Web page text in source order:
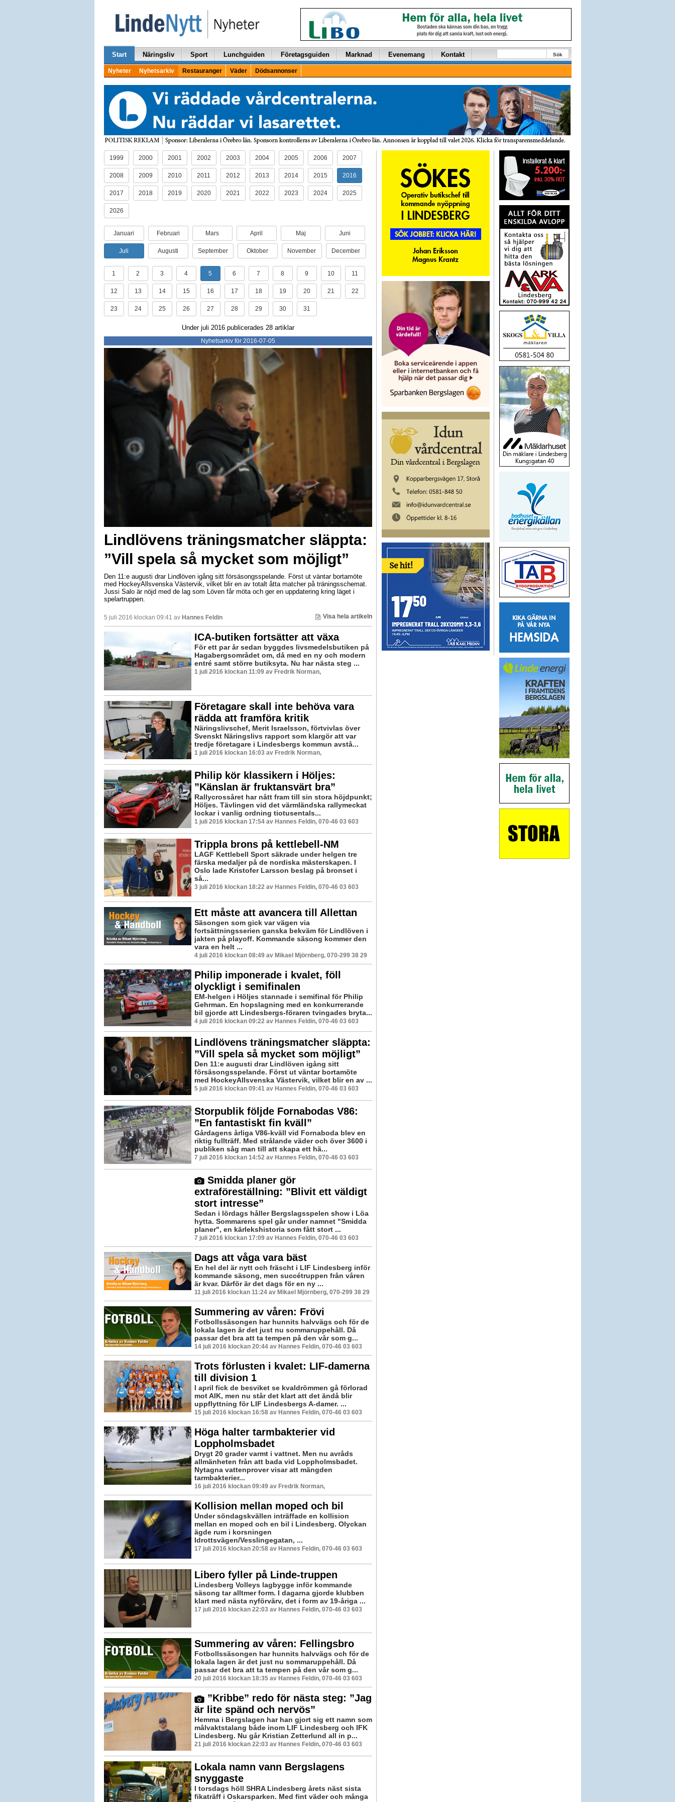
Start Näringsliv Sport Lunchguiden Företagsguiden Marknad Evenemang Kontakt Sök
Nyheter Nyhetsarkiv Restauranger Väder Dödsannonser
1999 2000 2001 2002 2003 2004 2005 2006 2007
2008 2009 2010 2011 2012 2013 2014 2015 2016
2017 2018 2019 2020 2021 2022 2023 2024 2025
2026
Januari Februari Mars April Maj Juni
Juli Augusti September Oktober November December
1 2 3 4 5 6 7 8 9 10 11
12 13 14 15 16 17 18 19 20 21 22
23 24 25 26 27 28 29 30 31
Under juli 2016 publicerades 28 artiklar
Nyhetsarkiv för 2016-07-05
Lindlövens träningsmatcher släppta:
”Vill spela så mycket som möjligt”
Den 11:e augusti drar Lindlöven igång sitt försäsongsspelande. Först ut väntar bortamöte
med HockeyAllsvenska Västervik, vilket blir en av totalt åtta matcher på träningsschemat.
Jussi Salo är nöjd med de lag som Löven får möta och ger en uppdatering kring läget i
spelartruppen.
5 juli 2016 klockan 09:41 av Hannes Feldin Visa hela artikeln
ICA-butiken fortsätter att växa
För ett par år sedan byggdes livsmedelsbutiken på
Hagabergsområdet om, då med en ny och modern
entré samt större butiksyta. Nu har nästa steg ...
1 juli 2016 klockan 11:09 av Fredrik Norman,
Företagare skall inte behöva vara
rädda att framföra kritik
Näringslivschef, Merit Israelsson, förtvivlas över
Svenskt Näringslivs rapport som klargör att var
tredje företagare i Lindesbergs kommun avstå...
1 juli 2016 klockan 16:03 av Fredrik Norman,
Philip kör klassikern i Höljes:
”Känslan är fruktansvärt bra”
Rallycrossåret har nått fram till sin stora höjdpunkt;
Höljes. Tävlingen vid det värmländska rallymeckat
lockar i vanlig ordning tiotusentals...
1 juli 2016 klockan 17:54 av Hannes Feldin, 070-46 03 603
Trippla brons på kettlebell-NM
LAGF Kettlebell Sport säkrade under helgen tre
färska medaljer på de nordiska mästerskapen. I
Oslo lade Kristofer Larsson beslag på bronset i
så...
3 juli 2016 klockan 18:22 av Hannes Feldin, 070-46 03 603
Ett måste att avancera till Allettan
Säsongen som gick var vägen via
fortsättningsserien ganska bekväm för Lindlöven i
jakten på playoff. Kommande säsong kommer den
vara en helt ...
4 juli 2016 klockan 08:49 av Mikael Mjörnberg, 070-299 38 29
Philip imponerade i kvalet, föll
olyckligt i semifinalen
EM-helgen i Höljes stannade i semifinal för Philip
Gehrman. En hopslagning med en konkurrerande
bil gjorde att Lindesbergs-föraren tvingades bryta...
4 juli 2016 klockan 09:22 av Hannes Feldin, 070-46 03 603
Lindlövens träningsmatcher släppta:
”Vill spela så mycket som möjligt”
Den 11:e augusti drar Lindlöven igång sitt
försäsongsspelande. Först ut väntar bortamöte
med HockeyAllsvenska Västervik, vilket blir en av ...
5 juli 2016 klockan 09:41 av Hannes Feldin, 070-46 03 603
Storpublik följde Fornabodas V86:
”En fantastiskt fin kväll”
Gårdagens årliga V86-kväll vid Fornaboda blev en
riktig fullträff. Med strålande väder och över 3600 i
publiken såg man till att skapa ett hä...
7 juli 2016 klockan 14:52 av Hannes Feldin, 070-46 03 603
Smidda planer gör
extraföreställning: ”Blivit ett väldigt
stort intresse”
Sedan i lördags håller Bergslagsspelen show i Löa
hytta. Sommarens spel går under namnet "Smidda
planer", en kärlekshistoria som fått stort ...
7 juli 2016 klockan 17:09 av Hannes Feldin, 070-46 03 603
Dags att våga vara bäst
En hel del är nytt och fräscht i LIF Lindesberg inför
kommande säsong, men succétruppen från våren
är kvar. Därför är det dags för en ny ...
11 juli 2016 klockan 11:24 av Mikael Mjörnberg, 070-299 38 29
Summering av våren: Frövi
Fotbollssäsongen har hunnits halvvägs och för de
lokala lagen är det just nu sommaruppehåll. Då
passar det bra att ta tempen på den vår som g...
14 juli 2016 klockan 20:44 av Hannes Feldin, 070-46 03 603
Trots förlusten i kvalet: LIF-damerna
till division 1
I april fick de besviket se kvaldrömmen gå förlorad
mot AIK, men nu står det klart att det ändå blir
uppflyttning för LIF Lindesbergs A-damer. ...
15 juli 2016 klockan 16:58 av Hannes Feldin, 070-46 03 603
Höga halter tarmbakterier vid
Loppholmsbadet
Drygt 20 grader varmt i vattnet. Men nu avråds
allmänheten från att bada vid Loppholmsbadet.
Nytagna vattenprover visar att mängden
tarmbakterier...
16 juli 2016 klockan 09:49 av Fredrik Norman,
Kollision mellan moped och bil
Under söndagskvällen inträffade en kollision
mellan en moped och en bil i Lindesberg. Olyckan
ägde rum i korsningen
Idrottsvägen/Vesslingegatan, ...
17 juli 2016 klockan 20:58 av Hannes Feldin, 070-46 03 603
Libero fyller på Linde-truppen
Lindesberg Volleys lagbygge inför kommande
säsong tar alltmer form. I dagarna gjorde klubben
klart med nästa nyförvärv, det i form av 19-åriga ...
17 juli 2016 klockan 22:03 av Hannes Feldin, 070-46 03 603
Summering av våren: Fellingsbro
Fotbollssäsongen har hunnits halvvägs och för de
lokala lagen är det just nu sommaruppehåll. Då
passar det bra att ta tempen på den vår som g...
20 juli 2016 klockan 18:35 av Hannes Feldin, 070-46 03 603
”Kribbe” redo för nästa steg: ”Jag
är lite spänd och nervös”
Hemma i Bergslagen har han gjort sig ett namn som
målvaktstalang både inom LIF Lindesberg och IFK
Lindesberg. Nu går Kristian Zetterlund all in p...
21 juli 2016 klockan 22:03 av Hannes Feldin, 070-46 03 603
Lokala namn vann Bergslagens
snyggaste
I torsdags höll SHRA Lindesberg årets näst sista
fikaträff i Oskarsparken. Med fint väder och många